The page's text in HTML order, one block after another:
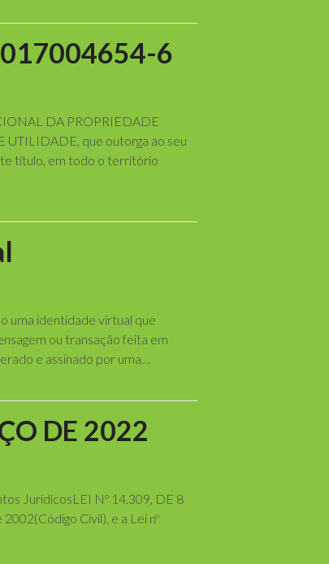
6
DA PROPRIEDADE
que outorga ao seu
título, em todo o território
uma identidade virtual que
ou transação feita em
e assinado por uma…
DE 2022
JurídicosLEI Nº 14.309, DE 8
Civil), e a Lei nº